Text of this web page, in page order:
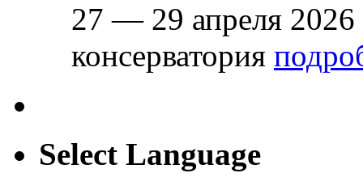
27 — 29 апреля 2026
консерватория
Select Language